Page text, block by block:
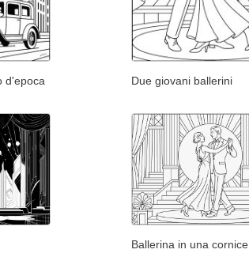
d'epoca Due giovani ballerini
Ballerina in una cornice